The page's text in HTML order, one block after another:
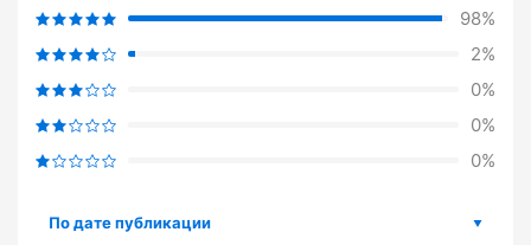
98%
2%
0%
0%
0%
По дате публикации